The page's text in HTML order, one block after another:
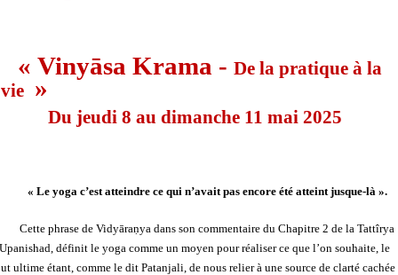
« Vinyāsa Krama - De la pratique à la
vie »
Du jeudi 8 au dimanche 11 mai 2025
« Le yoga c’est atteindre ce qui n’avait pas encore été atteint jusque-là ».
Cette phrase de Vidyāraṇya dans son commentaire du Chapitre 2 de la Tattîrya
Upanishad, définit le yoga comme un moyen pour réaliser ce que l’on souhaite, le
ultime étant, comme le dit Patanjali, de nous relier à une source de clarté cachée